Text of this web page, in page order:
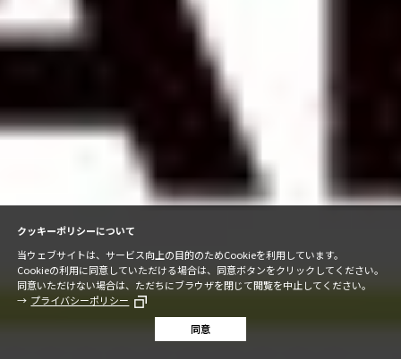
クッキーポリシーについて
当ウェブサイトは、サービス向上の目的のためCookieを利用しています。
Cookieの利用に同意していただける場合は、同意ボタンをクリックしてください。
同意いただけない場合は、ただちにブラウザを閉じて閲覧を中止してください。
プライバシーポリシー
同意